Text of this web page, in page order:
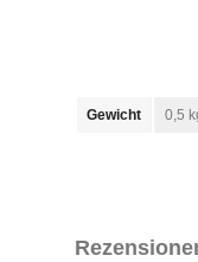
Gewicht 0,5